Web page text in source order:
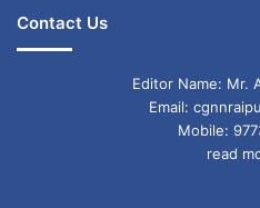
Contact Us
Editor Name: Mr.
Email:
Mobile:
read